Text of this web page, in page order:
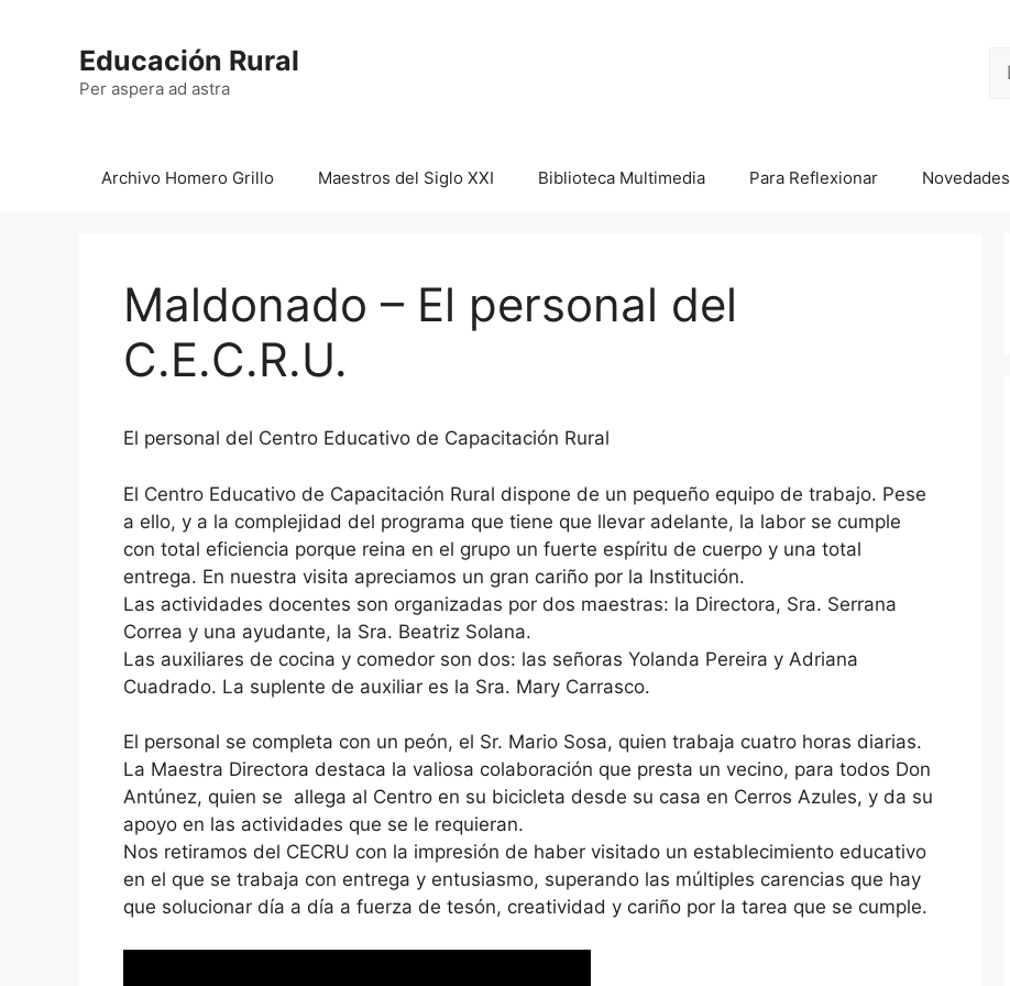
contenidoEducación Rural
Per aspera ad astra
Archivo Homero Grillo Maestros del Siglo XXI Biblioteca Multimedia Para Reflexionar Novedades
Maldonado – El personal del
C.E.C.R.U.
El personal del Centro Educativo de Capacitación Rural
El Centro Educativo de Capacitación Rural dispone de un pequeño equipo de trabajo. Pese
a ello, y a la complejidad del programa que tiene que llevar adelante, la labor se cumple
con total eficiencia porque reina en el grupo un fuerte espíritu de cuerpo y una total
entrega. En nuestra visita apreciamos un gran cariño por la Institución.
Las actividades docentes son organizadas por dos maestras: la Directora, Sra. Serrana
Correa y una ayudante, la Sra. Beatriz Solana.
Las auxiliares de cocina y comedor son dos: las señoras Yolanda Pereira y Adriana
Cuadrado. La suplente de auxiliar es la Sra. Mary Carrasco.
El personal se completa con un peón, el Sr. Mario Sosa, quien trabaja cuatro horas diarias.
La Maestra Directora destaca la valiosa colaboración que presta un vecino, para todos Don
Antúnez, quien se allega al Centro en su bicicleta desde su casa en Cerros Azules, y da su
apoyo en las actividades que se le requieran.
Nos retiramos del CECRU con la impresión de haber visitado un establecimiento educativo
en el que se trabaja con entrega y entusiasmo, superando las múltiples carencias que hay
que solucionar día a día a fuerza de tesón, creatividad y cariño por la tarea que se cumple.